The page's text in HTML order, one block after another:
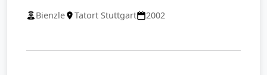
Bienzle Tatort Stuttgart 2002